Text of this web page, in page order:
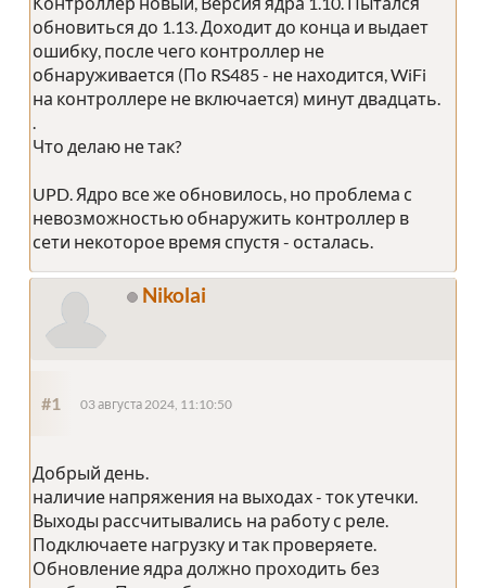
обновиться до 1.13. Доходит до конца и выдает
ошибку, после чего контроллер не
обнаруживается (По RS485 - не находится, WiFi
на контроллере не включается) минут двадцать.
Что делаю не так?
UPD. Ядро все же обновилось, но проблема с
невозможностью обнаружить контроллер в
сети некоторое время спустя - осталась.
Nikolai
#1 03 августа 2024, 11:10:50
Добрый день.
наличие напряжения на выходах - ток утечки.
Выходы рассчитывались на работу с реле.
Подключаете нагрузку и так проверяете.
Обновление ядра должно проходить без